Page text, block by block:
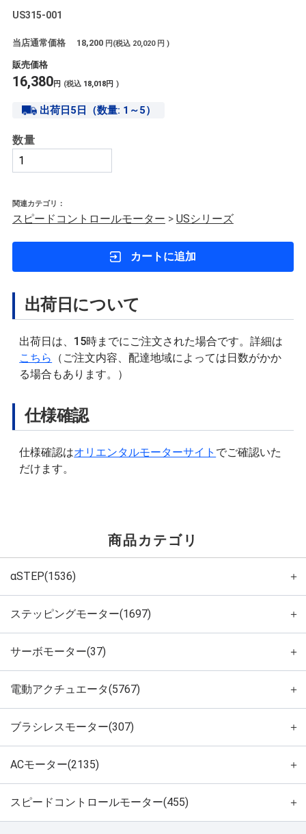
US315-001
当店通常価格 18,200 円(税込 20,020 円 )
販売価格
16,380円 (税込 18,018円 )
出荷日5日（数量: 1～5）
数量
関連カテゴリ：
スピードコントロールモーター > USシリーズ
カートに追加
出荷日について
出荷日は、15時までにご注文された場合です。詳細は
こちら
（ご注文内容、配達地域によっては日数がかか
る場合もあります。）
仕様確認
仕様確認はオリエンタルモーターサイト でご確認いた
だけます。
商品カテゴリ
αSTEP(1536) ＋
ステッピングモーター(1697) ＋
サーボモーター(37) ＋
電動アクチュエータ(5767) ＋
ブラシレスモーター(307) ＋
ACモーター(2135) ＋
スピードコントロールモーター(455) ＋